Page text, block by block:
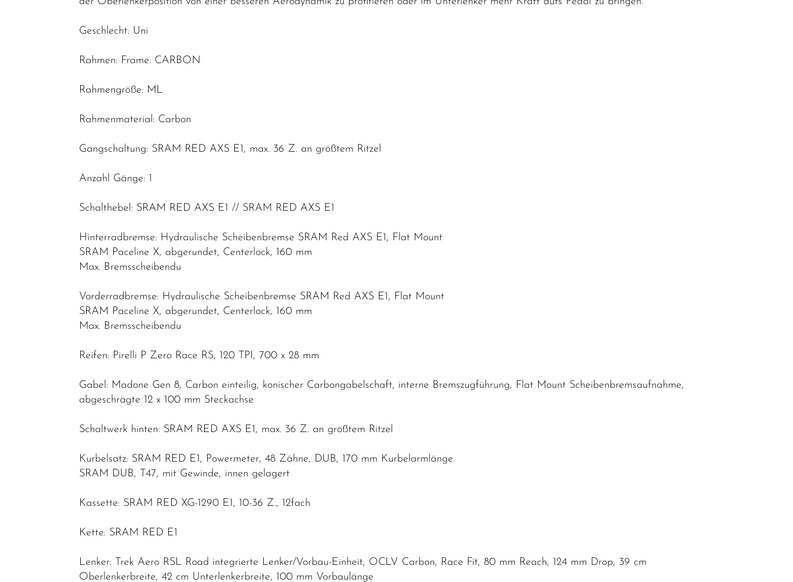
Geschlecht: Uni
Rahmen: Frame: CARBON
Rahmengröße: ML
Rahmenmaterial: Carbon
Gangschaltung: SRAM RED AXS E1, max. 36 Z. an größtem Ritzel
Anzahl Gänge: 1
Schalthebel: SRAM RED AXS E1 // SRAM RED AXS E1
Hinterradbremse: Hydraulische Scheibenbremse SRAM Red AXS E1, Flat Mount
SRAM Paceline X, abgerundet, Centerlock, 160 mm
Max. Bremsscheibendu
Vorderradbremse: Hydraulische Scheibenbremse SRAM Red AXS E1, Flat Mount
SRAM Paceline X, abgerundet, Centerlock, 160 mm
Max. Bremsscheibendu
Reifen: Pirelli P Zero Race RS, 120 TPI, 700 x 28 mm
Gabel: Madone Gen 8, Carbon einteilig, konischer Carbongabelschaft, interne Bremszugführung, Flat Mount Scheibenbremsaufnahme,
abgeschrägte 12 x 100 mm Steckachse
Schaltwerk hinten: SRAM RED AXS E1, max. 36 Z. an größtem Ritzel
Kurbelsatz: SRAM RED E1, Powermeter, 48 Zähne, DUB, 170 mm Kurbelarmlänge
SRAM DUB, T47, mit Gewinde, innen gelagert
Kassette: SRAM RED XG-1290 E1, 10-36 Z., 12fach
Kette: SRAM RED E1
Lenker: Trek Aero RSL Road integrierte Lenker/Vorbau-Einheit, OCLV Carbon, Race Fit, 80 mm Reach, 124 mm Drop, 39 cm
Oberlenkerbreite, 42 cm Unterlenkerbreite, 100 mm Vorbaulänge